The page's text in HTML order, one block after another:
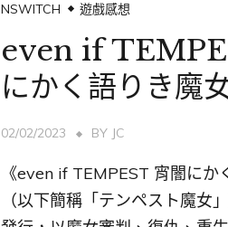
NSWITCH 遊戲感想
even if
にかく語りき魔
02/02/2023 BY JC
《even if TEMPEST 宵闇にか
（以下簡稱「テンペスト魔女